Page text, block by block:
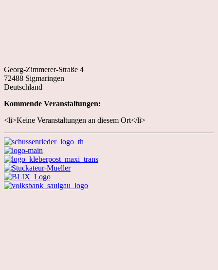
Georg-Zimmerer-Straße 4
72488 Sigmaringen
Deutschland
Kommende Veranstaltungen:
<li>Keine Veranstaltungen an diesem Ort</li>